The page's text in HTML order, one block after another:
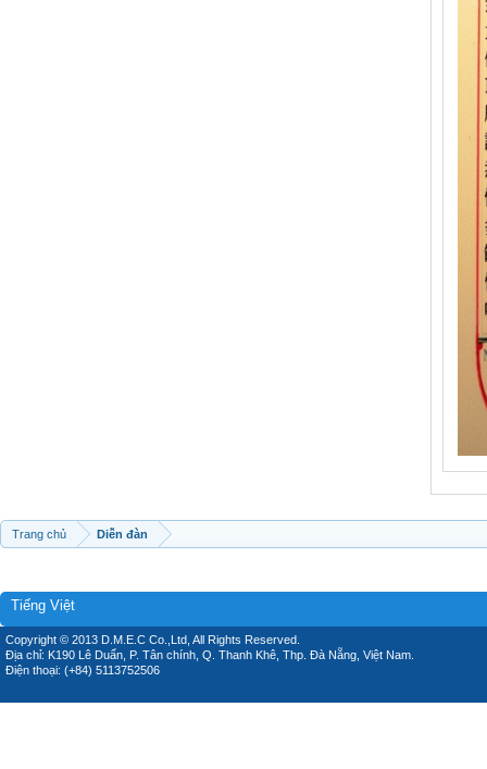
Trang chủ Diễn đàn
Tiếng Việt
Copyright © 2013 D.M.E.C Co.,Ltd, All Rights Reserved.
Địa chỉ: K190 Lê Duẩn, P. Tân chính, Q. Thanh Khê, Thp. Đà Nẵng, Việt Nam.
Điện thoại: (+84) 5113752506